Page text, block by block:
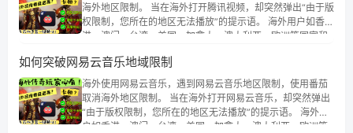
海外地区限制。 当在海外打开腾讯视频，却突然弹出“由于版
权限制，您所在的地区无法播放”的提示语。 海外用户如香
港、澳门、台湾、美国、加拿大、澳大利亚、欧洲等国家和
权限制问题，且仅能在中国大陆地区播放。 遇到这个问题的
朋友们，使用番茄回国加速器，即可解决「海外用户收听腾
讯视频地区版权限制」的问题，无论人在香港、澳门、台
湾、美国、加拿大、澳大利亚、欧洲等国家和地区工作、留
学、定居等，都可以使用，不再因地区和版权限制所困扰。
如何突破网易云音乐地域限制
海外使用网易云音乐，遇到网易云音乐地区限制，使用番茄
取消海外地区限制。 当在海外打开网易云音乐，却突然弹出
“由于版权限制，您所在的地区无法播放”的提示语。 海外用
户如香港、澳门、台湾、美国、加拿大、澳大利亚、欧洲等